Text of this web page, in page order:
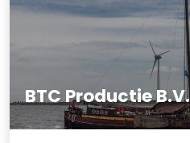
BTC Productie B.V.